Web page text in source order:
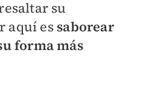
su
aquí es saborear
forma más